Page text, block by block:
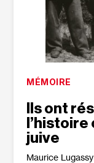
MÉMOIRE
Ils ont
l’histoire
juive
Maurice Lugassy